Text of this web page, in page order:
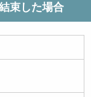
束した場合